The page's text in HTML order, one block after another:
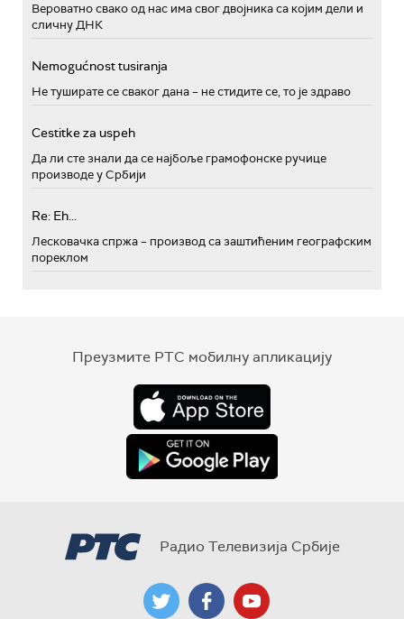
Вероватно свако од нас има свог двојника са којим дели и
сличну ДНК
Nemogućnost tusiranja
Не туширате се сваког дана – не стидите се, то је здраво
Cestitke za uspeh
Да ли сте знали да се најбоље грамофонске ручице
производе у Србији
Re: Eh...
Лесковачка спржа – производ са заштићеним географским
пореклом
Преузмите РТС мобилну апликацију
Радио Телевизија Србије